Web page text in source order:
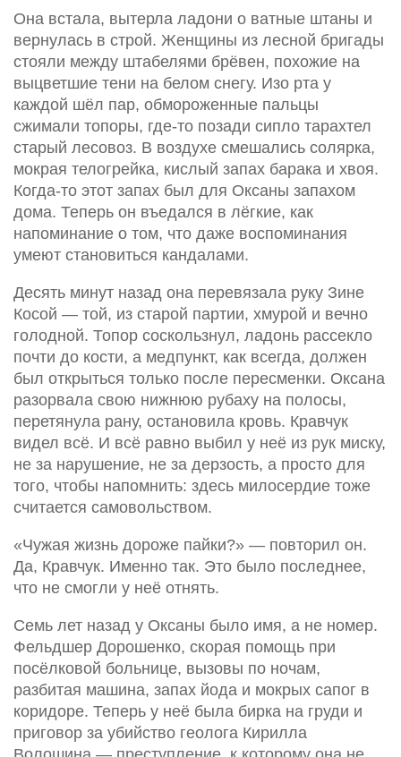
Она встала, вытерла ладони о ватные штаны и
вернулась в строй. Женщины из лесной бригады
стояли между штабелями брёвен, похожие на
выцветшие тени на белом снегу. Изо рта у
каждой шёл пар, обмороженные пальцы
сжимали топоры, где-то позади сипло тарахтел
старый лесовоз. В воздухе смешались солярка,
мокрая телогрейка, кислый запах барака и хвоя.
Когда-то этот запах был для Оксаны запахом
дома. Теперь он въедался в лёгкие, как
напоминание о том, что даже воспоминания
умеют становиться кандалами.
Десять минут назад она перевязала руку Зине
Косой — той, из старой партии, хмурой и вечно
голодной. Топор соскользнул, ладонь рассекло
почти до кости, а медпункт, как всегда, должен
был открыться только после пересменки. Оксана
разорвала свою нижнюю рубаху на полосы,
перетянула рану, остановила кровь. Кравчук
видел всё. И всё равно выбил у неё из рук миску,
не за нарушение, не за дерзость, а просто для
того, чтобы напомнить: здесь милосердие тоже
считается самовольством.
«Чужая жизнь дороже пайки?» — повторил он.
Да, Кравчук. Именно так. Это было последнее,
что не смогли у неё отнять.
Семь лет назад у Оксаны было имя, а не номер.
Фельдшер Дорошенко, скорая помощь при
посёлковой больнице, вызовы по ночам,
разбитая машина, запах йода и мокрых сапог в
коридоре. Теперь у неё была бирка на груди и
приговор за убийство геолога Кирилла